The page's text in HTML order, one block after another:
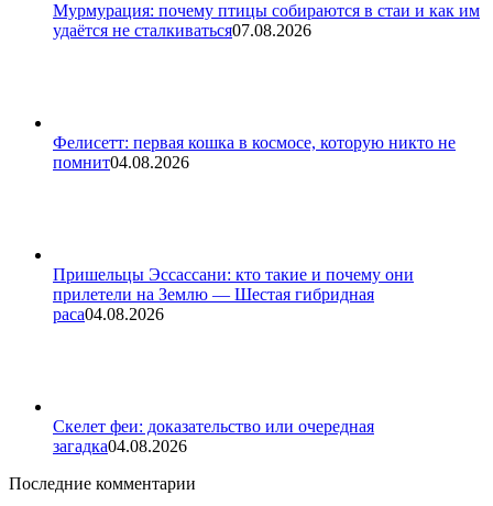
Мурмурация: почему птицы собираются в стаи и как им
удаётся не сталкиваться07.08.2026
Фелисетт: первая кошка в космосе, которую никто не
помнит04.08.2026
Пришельцы Эссассани: кто такие и почему они
прилетели на Землю — Шестая гибридная
раса04.08.2026
Скелет феи: доказательство или очередная
загадка04.08.2026
Последние комментарии